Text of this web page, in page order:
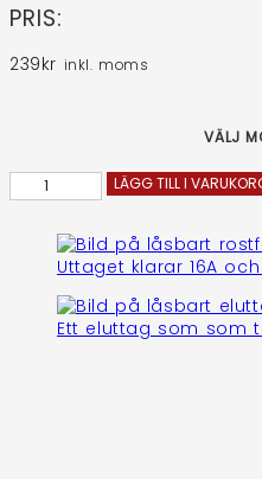
PRIS:
239kr inkl. moms
VÄLJ
ROSTFRITT
LÅSBESLAG
LÄGG TILL I
Uttaget klarar 16A
Ett eluttag som som